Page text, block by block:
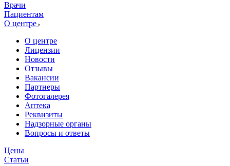
Врачи
Пациентам
О центре
О центре
Лицензии
Новости
Отзывы
Вакансии
Партнеры
Фотогалерея
Аптека
Реквизиты
Надзорные органы
Вопросы и ответы
Цены
Статьи